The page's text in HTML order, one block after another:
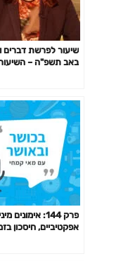
שיעור לפרשת
באב תשפ"ה –
פרק 144: אימונים
אפקטיביים, חיסכון